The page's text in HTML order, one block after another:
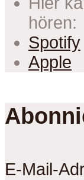
hören:
Spotify
Apple
E-Mail-